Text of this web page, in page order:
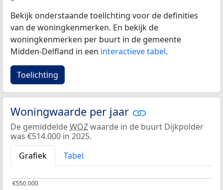
Bekijk onderstaande toelichting voor de definities
van de woningkenmerken. En bekijk de
woningkenmerken per buurt in de gemeente
Midden-Delfland in een interactieve tabel.
Toelichting
Woningwaarde per jaar
De gemiddeldeWOZwaarde in de buurt Dijkpolder
was €514.000 in 2025.
Grafiek
Tabel
€550.000
€550.000